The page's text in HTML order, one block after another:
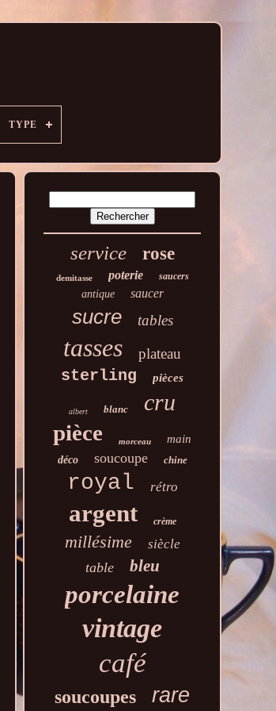
TYPE
service rose
demitasse poterie saucers
antique saucer
sucre tables
tasses plateau
sterling pièces
albert blanc cru
pièce morceau main
déco soucoupe chine
royal rétro
argent crème
millésime siècle
table bleu
porcelaine
vintage
café
soucoupes rare